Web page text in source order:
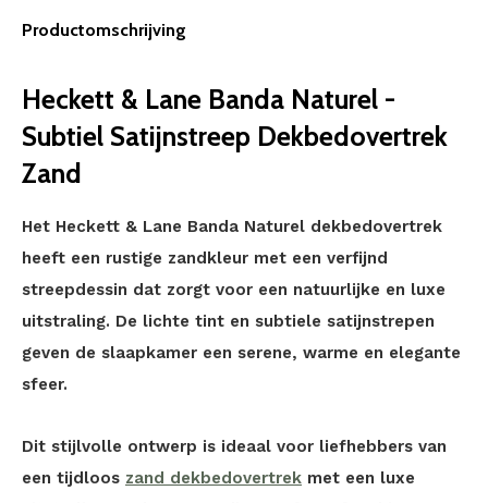
Productomschrijving
Heckett & Lane Banda Naturel -
Subtiel Satijnstreep Dekbedovertrek
Zand
Het Heckett & Lane Banda Naturel dekbedovertrek
heeft een rustige zandkleur met een verfijnd
streepdessin dat zorgt voor een natuurlijke en luxe
uitstraling. De lichte tint en subtiele satijnstrepen
geven de slaapkamer een serene, warme en elegante
sfeer.
Dit stijlvolle ontwerp is ideaal voor liefhebbers van
een tijdloos zand dekbedovertrek met een luxe